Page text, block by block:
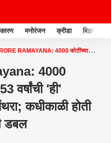
मनोरंजन क्रीडा बिझनेस
RAMAYANA: 4000 कोटींच्या
4000
वर्षांची 'ही'
कधीकाळी होती
डबल